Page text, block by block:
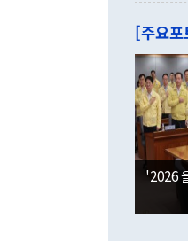
[주요포
'2026